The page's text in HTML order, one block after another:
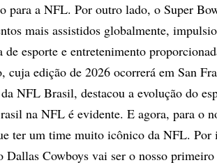
para a NFL. Por outro lado, o Super
mais assistidos globalmente,
de esporte e entretenimento
cuja edição de 2026 ocorrerá em San
NFL Brasil, destacou a evolução do
na NFL é evidente. E agora, para o
ter um time muito icônico da NFL. Por
Dallas Cowboys vai ser o nosso